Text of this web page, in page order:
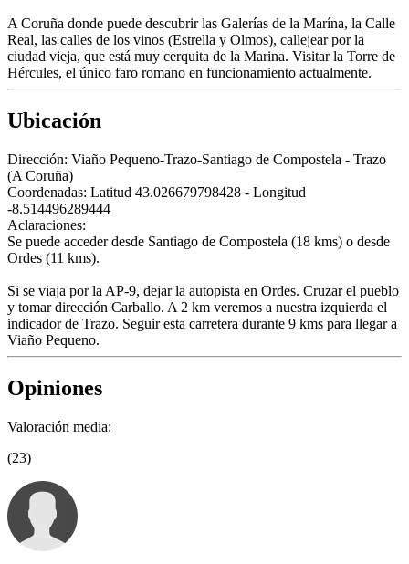
A Coruña donde puede descubrir las Galerías de la Marína, la Calle
Real, las calles de los vinos (Estrella y Olmos), callejear por la
ciudad vieja, que está muy cerquita de la Marina. Visitar la Torre de
Hércules, el único faro romano en funcionamiento actualmente.
Ubicación
Dirección: Viaño Pequeno-Trazo-Santiago de Compostela - Trazo
(A Coruña)
Coordenadas: Latitud 43.026679798428 - Longitud
-8.514496289444
Aclaraciones:
Se puede acceder desde Santiago de Compostela (18 kms) o desde
Ordes (11 kms).
Si se viaja por la AP-9, dejar la autopista en Ordes. Cruzar el pueblo
y tomar dirección Carballo. A 2 km veremos a nuestra izquierda el
indicador de Trazo. Seguir esta carretera durante 9 kms para llegar a
Viaño Pequeno.
Opiniones
Valoración media:
(23)